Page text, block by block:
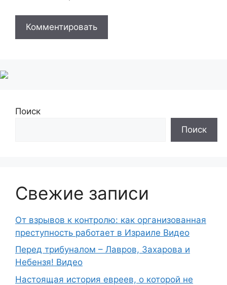
Поиск
Поиск
Свежие записи
От взрывов к контролю: как организованная
преступность работает в Израиле Видео
Перед трибуналом – Лавров, Захарова и
Небензя! Видео
Настоящая история евреев, о которой не